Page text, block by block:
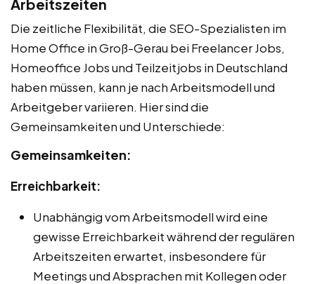
Arbeitszeiten
Die zeitliche Flexibilität, die SEO-Spezialisten im
Home Office in Groß-Gerau bei Freelancer Jobs,
Homeoffice Jobs und Teilzeitjobs in Deutschland
haben müssen, kann je nach Arbeitsmodell und
Arbeitgeber variieren. Hier sind die
Gemeinsamkeiten und Unterschiede:
Gemeinsamkeiten:
Erreichbarkeit:
Unabhängig vom Arbeitsmodell wird eine
gewisse Erreichbarkeit während der regulären
Arbeitszeiten erwartet, insbesondere für
Meetings und Absprachen mit Kollegen oder